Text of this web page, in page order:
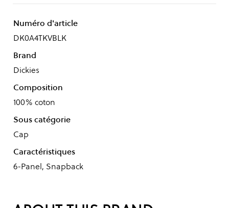
Numéro d'article
DK0A4TKVBLK
Brand
Dickies
Composition
100% coton
Sous catégorie
Cap
Caractéristiques
6-Panel, Snapback